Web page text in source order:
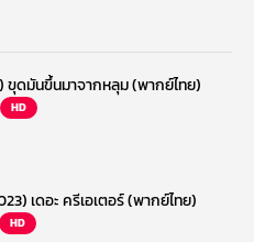
ขุดมันขึ้นมาจากหลุม (พากย์ไทย)
HD
เดอะ ครีเอเตอร์ (พากย์ไทย)
HD